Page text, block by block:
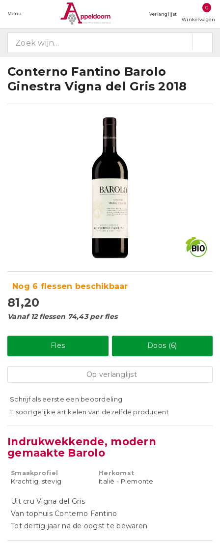
Menu Verlanglijst
0
Winkelwagen
Conterno Fantino Barolo
Ginestra Vigna del Gris 2018
Nog 6 flessen beschikbaar
81,20
Vanaf 12 flessen 74,43 per fles
Fles Doos (6)
Op verlanglijst
Schrijf als eerste een beoordeling
11 soortgelijke artikelen van dezelfde producent
Indrukwekkende, modern
gemaakte Barolo
Smaakprofiel
Krachtig, stevig
Herkomst
Italië - Piemonte
Uit cru Vigna del Gris
Van tophuis Conterno Fantino
Tot dertig jaar na de oogst te bewaren